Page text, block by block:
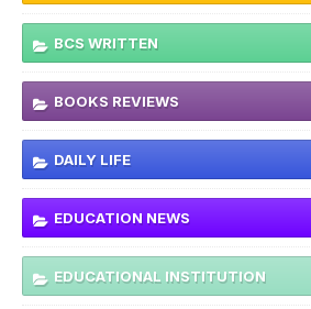
BCS WRITTEN
BOOKS REVIEWS
DAILY LIFE
EDUCATION NEWS
EDUCATIONAL INSTITUTION